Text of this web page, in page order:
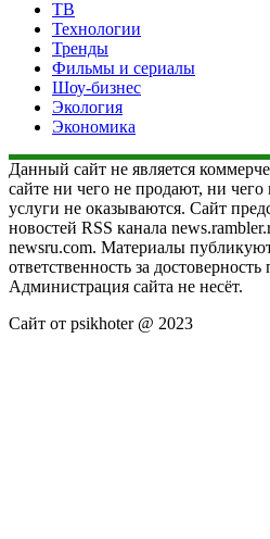
ТВ
Технологии
Тренды
Фильмы и сериалы
Шоу-бизнес
Экология
Экономика
Данный сайт не является
сайте ни чего не продают, ни
услуги не оказываются. Сайт
новостей RSS канала
newsru.com. Материалы
ответственность за
Администрация сайта не несёт.
Сайт от psikhoter @ 2023